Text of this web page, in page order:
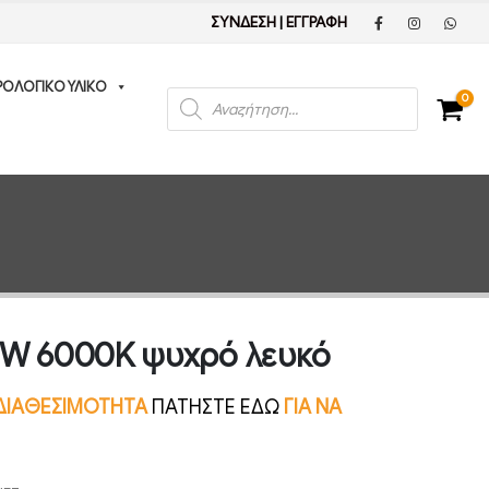
ΣΥΝΔΕΣΗ| ΕΓΓΡΑΦΗ
ΥΛΙΚΟ
Products
search
0
6000K ψυχρό λευκό
ΠΑΤΗΣΤΕ ΕΔΩ ΓΙΑ ΝΑ